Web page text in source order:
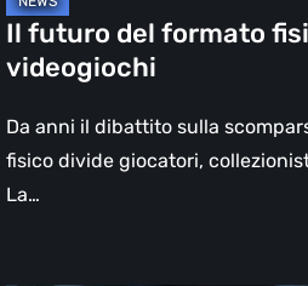
Il futuro del formato
videogiochi
Da anni il dibattito sulla
fisico divide giocatori,
La…